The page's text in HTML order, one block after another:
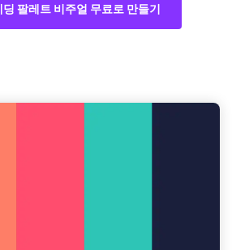
팔레트 비주얼 무료로 만들기